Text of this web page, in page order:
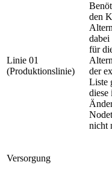
Linie 01
(Produktionslinie)
den
dabei
für
der
Liste
diese
nicht
Versorgung